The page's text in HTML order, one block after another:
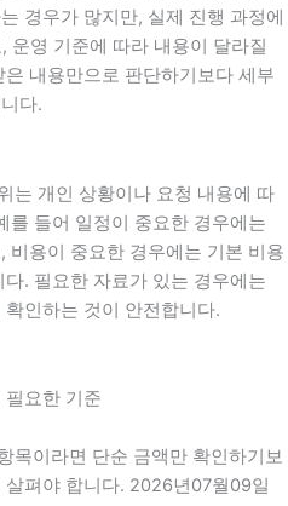
경우가 많지만, 실제 진행 과정에
운영 기준에 따라 내용이 달라질
내용만으로 판단하기보다 세부
다.
는 개인 상황이나 요청 내용에 따
를 들어 일정이 중요한 경우에는
비용이 중요한 경우에는 기본 비용
. 필요한 자료가 있는 경우에는
인하는 것이 안전합니다.
필요한 기준
목이라면 단순 금액만 확인하기보
펴야 합니다. 2026년07월09일